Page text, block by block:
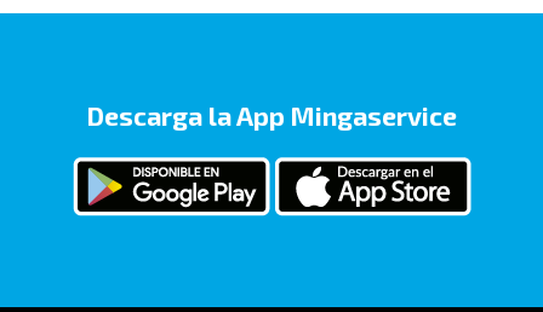
Descarga la App Mingaservice